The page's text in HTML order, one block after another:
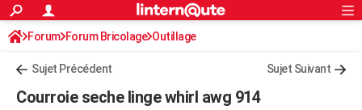
ACTUALITÉS
Politique
Société
Faits Divers
Education
Monde
Villes
+
S'inscrire
Connexion
Forum Forum Bricolage Outillage
Sujet Précédent Sujet Suivant
Courroie seche linge whirl awg 914